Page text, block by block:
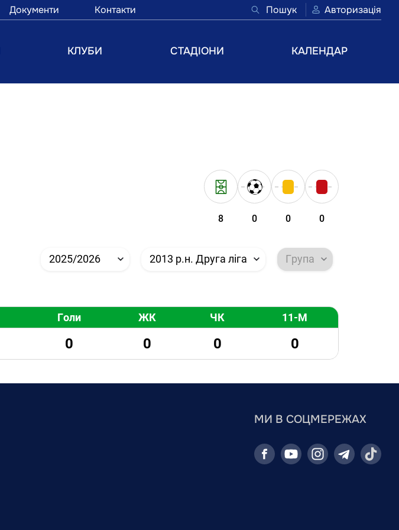
Документи Контакти Пошук Авторизація
КЛУБИ СТАДІОНИ КАЛЕНДАР
8 0 0 0
2025/2026 2013 р.н. Друга ліга Група
Голи ЖК ЧК 11-М
0 0 0 0
МИ В СОЦМЕРЕЖАХ